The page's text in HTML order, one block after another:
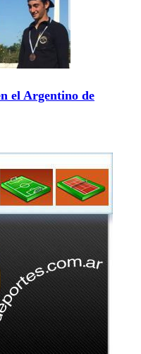
el Argentino de